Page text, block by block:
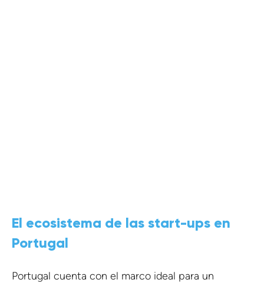
El ecosistema de las start-ups en
Portugal
Portugal cuenta con el marco ideal para un